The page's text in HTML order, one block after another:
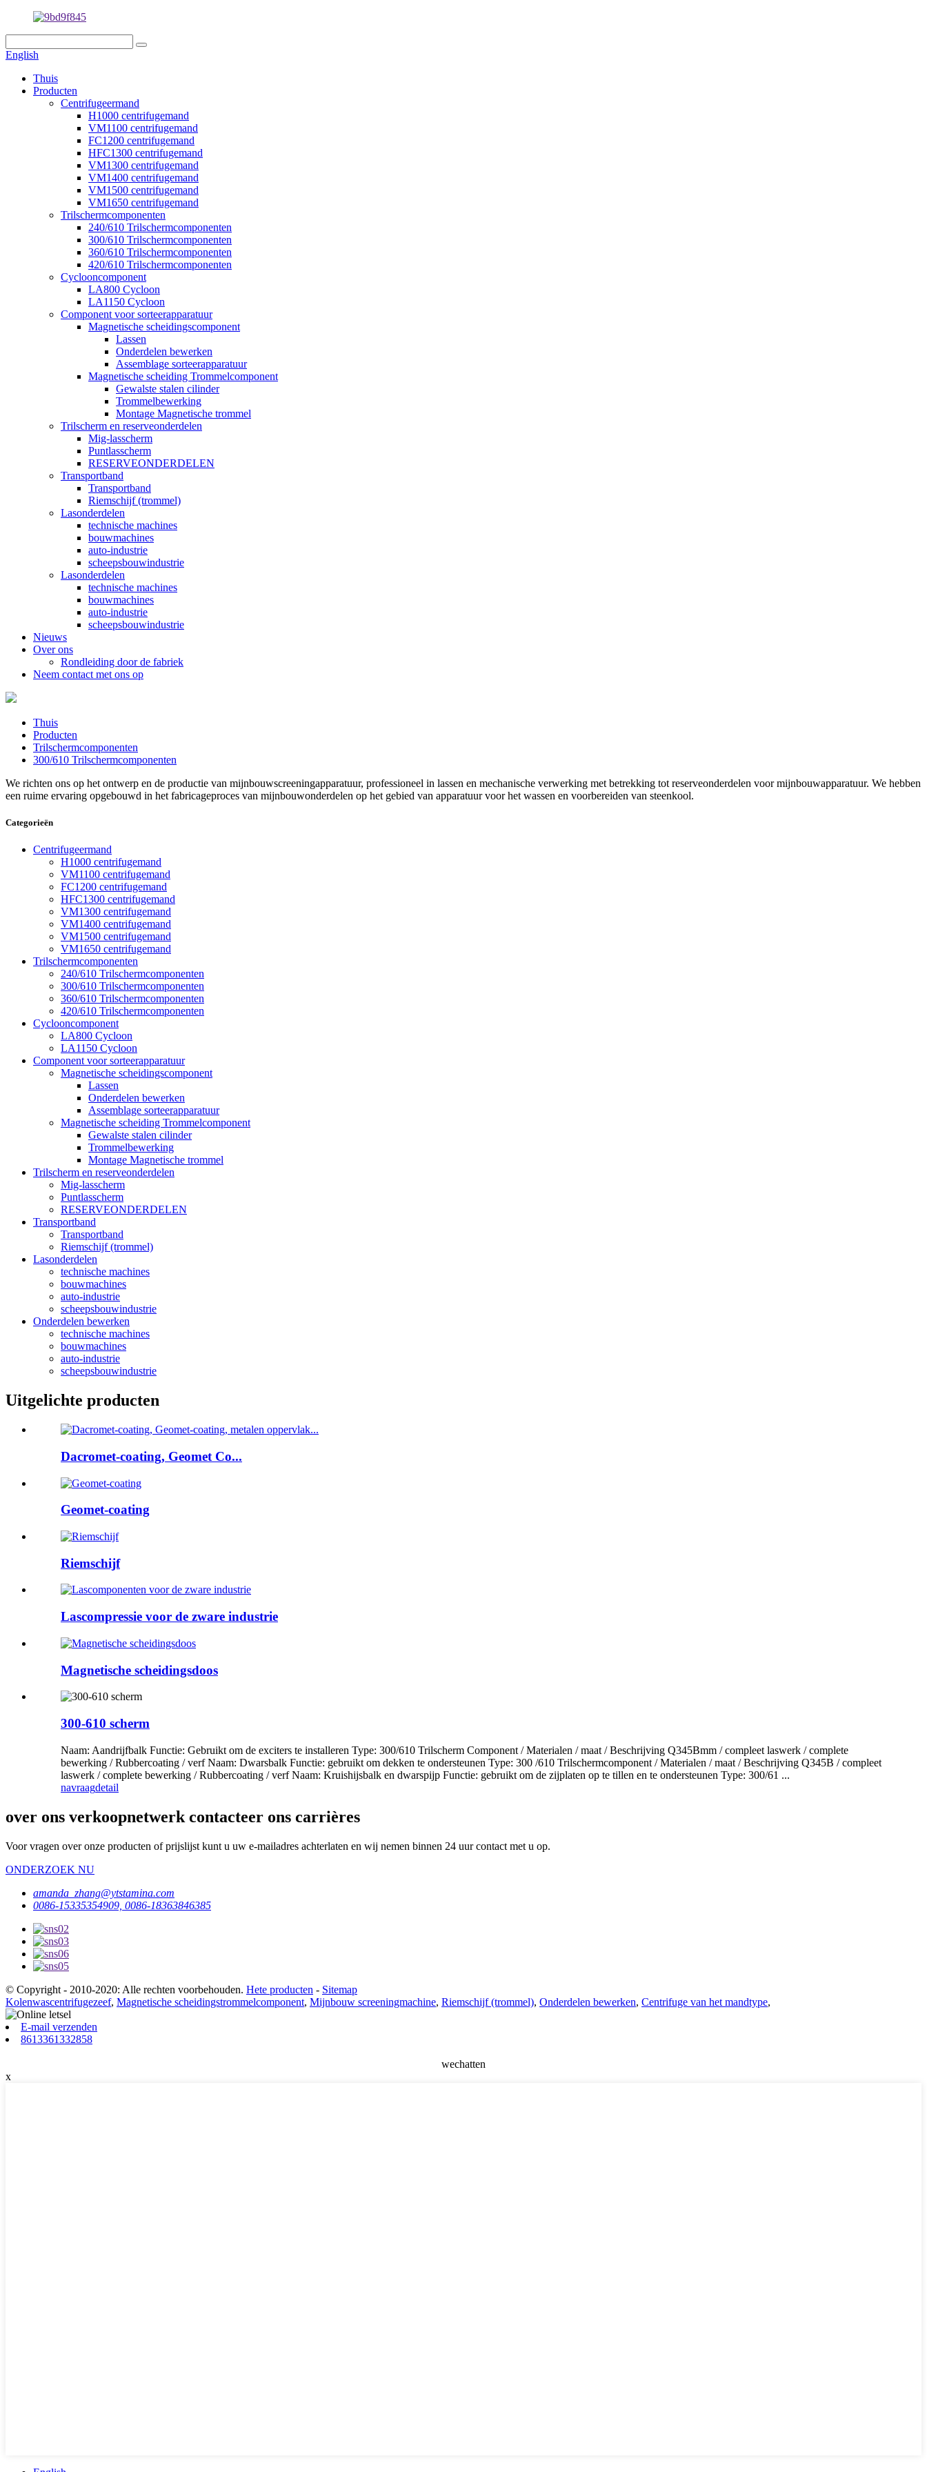
English
Thuis
Producten
Centrifugeermand
H1000 centrifugemand
VM1100 centrifugemand
FC1200 centrifugemand
HFC1300 centrifugemand
VM1300 centrifugemand
VM1400 centrifugemand
VM1500 centrifugemand
VM1650 centrifugemand
Trilschermcomponenten
240/610 Trilschermcomponenten
300/610 Trilschermcomponenten
360/610 Trilschermcomponenten
420/610 Trilschermcomponenten
Cyclooncomponent
LA800 Cycloon
LA1150 Cycloon
Component voor sorteerapparatuur
Magnetische scheidingscomponent
Lassen
Onderdelen bewerken
Assemblage sorteerapparatuur
Magnetische scheiding Trommelcomponent
Gewalste stalen cilinder
Trommelbewerking
Montage Magnetische trommel
Trilscherm en reserveonderdelen
Mig-lasscherm
Puntlasscherm
RESERVEONDERDELEN
Transportband
Transportband
Riemschijf (trommel)
Lasonderdelen
technische machines
bouwmachines
auto-industrie
scheepsbouwindustrie
Lasonderdelen
technische machines
bouwmachines
auto-industrie
scheepsbouwindustrie
Nieuws
Over ons
Rondleiding door de fabriek
Neem contact met ons op
Thuis
Producten
Trilschermcomponenten
300/610 Trilschermcomponenten
We richten ons op het ontwerp en de productie van mijnbouwscreeningapparatuur, professioneel in lassen en mechanische verwerking met betrekking tot reserveonderdelen voor mijnbouwapparatuur. We hebben
een ruime ervaring opgebouwd in het fabricageproces van mijnbouwonderdelen op het gebied van apparatuur voor het wassen en voorbereiden van steenkool.
Categorieën
Centrifugeermand
H1000 centrifugemand
VM1100 centrifugemand
FC1200 centrifugemand
HFC1300 centrifugemand
VM1300 centrifugemand
VM1400 centrifugemand
VM1500 centrifugemand
VM1650 centrifugemand
Trilschermcomponenten
240/610 Trilschermcomponenten
300/610 Trilschermcomponenten
360/610 Trilschermcomponenten
420/610 Trilschermcomponenten
Cyclooncomponent
LA800 Cycloon
LA1150 Cycloon
Component voor sorteerapparatuur
Magnetische scheidingscomponent
Lassen
Onderdelen bewerken
Assemblage sorteerapparatuur
Magnetische scheiding Trommelcomponent
Gewalste stalen cilinder
Trommelbewerking
Montage Magnetische trommel
Trilscherm en reserveonderdelen
Mig-lasscherm
Puntlasscherm
RESERVEONDERDELEN
Transportband
Transportband
Riemschijf (trommel)
Lasonderdelen
technische machines
bouwmachines
auto-industrie
scheepsbouwindustrie
Onderdelen bewerken
technische machines
bouwmachines
auto-industrie
scheepsbouwindustrie
Uitgelichte producten
Dacromet-coating, Geomet Co...
Geomet-coating
Riemschijf
Lascompressie voor de zware industrie
Magnetische scheidingsdoos
300-610 scherm
Naam: Aandrijfbalk Functie: Gebruikt om de exciters te installeren Type: 300/610 Trilscherm Component / Materialen / maat / Beschrijving Q345Bmm / compleet laswerk / complete
bewerking / Rubbercoating / verf Naam: Dwarsbalk Functie: gebruikt om dekken te ondersteunen Type: 300 /610 Trilschermcomponent / Materialen / maat / Beschrijving Q345B / compleet
laswerk / complete bewerking / Rubbercoating / verf Naam: Kruishijsbalk en dwarspijp Functie: gebruikt om de zijplaten op te tillen en te ondersteunen Type: 300/61 ...
navraagdetail
over ons verkoopnetwerk contacteer ons carrières
Voor vragen over onze producten of prijslijst kunt u uw e-mailadres achterlaten en wij nemen binnen 24 uur contact met u op.
ONDERZOEK NU
amanda_zhang@ytstamina.com
0086-15335354909, 0086-18363846385
© Copyright - 2010-2020: Alle rechten voorbehouden. Hete producten - Sitemap
Kolenwascentrifugezeef, Magnetische scheidingstrommelcomponent, Mijnbouw screeningmachine, Riemschijf (trommel), Onderdelen bewerken, Centrifuge van het mandtype,
E-mail verzenden
8613361332858
wechatten
x